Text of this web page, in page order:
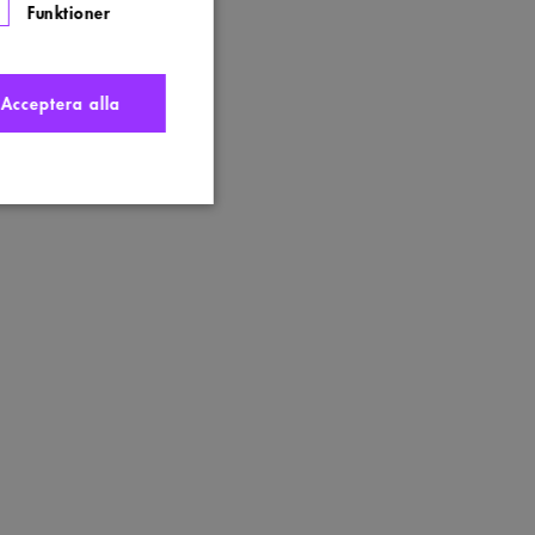
Funktioner
Acceptera alla
användas ordentligt